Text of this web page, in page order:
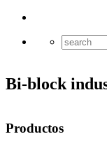
Bi-block
Productos